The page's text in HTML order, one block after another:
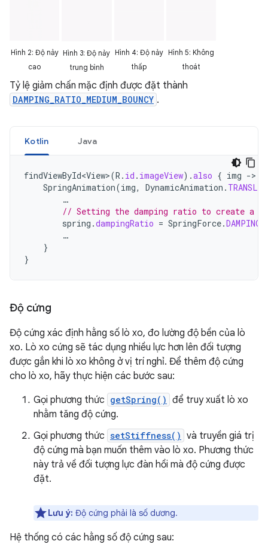
Hình 2: Độ nảy
cao
Hình 3: Độ nảy
trung bình
Hình 4: Độ nảy
thấp
Hình 5: Không
thoát
Tỷ lệ giảm chấn mặc định được đặt thành
DAMPING_RATIO_MEDIUM_BOUNCY .
Kotlin Java
findViewById<View>(R . id . imageView).also { img -
SpringAnimation(img, DynamicAnimation .
…
// Setting the damping ratio to create a
spring .dampingRatio = SpringForce.
…
}
}
Độ cứng
Độ cứng xác định hằng số lò xo, đo lường độ bền của lò
xo. Lò xo cứng sẽ tác dụng nhiều lực hơn lên đối tượng
được gắn khi lò xo không ở vị trí nghỉ. Để thêm độ cứng
cho lò xo, hãy thực hiện các bước sau:
Gọi phương thức getSpring() để truy xuất lò xo
nhằm tăng độ cứng.
Gọi phương thức setStiffness() và truyền giá trị
độ cứng mà bạn muốn thêm vào lò xo. Phương thức
này trả về đối tượng lực đàn hồi mà độ cứng được
đặt.
Lưu ý: Độ cứng phải là số dương.
Hệ thống có các hằng số độ cứng sau: